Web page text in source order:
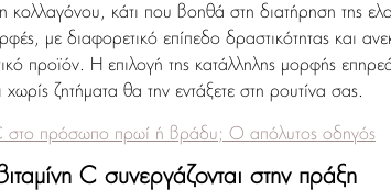
κολλαγόνου, κάτι που βοηθά στη διατήρηση της
με διαφορετικό επίπεδο δραστικότητας και
προϊόν. Η επιλογή της κατάλληλης μορφής
ζητήματα θα την εντάξετε στη ρουτίνα σας.
C στο πρόσωπο πρωί ή βράδυ; Ο απόλυτος οδηγός
C συνεργάζονται στην πράξη